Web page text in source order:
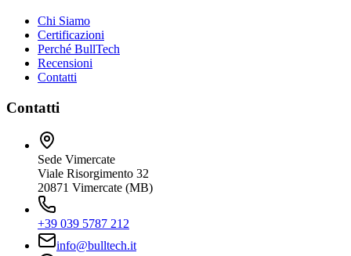
Chi Siamo
Certificazioni
Perché BullTech
Recensioni
Contatti
Contatti
Sede Vimercate
Viale Risorgimento 32
20871 Vimercate (MB)
+39 039 5787 212
info@bulltech.it